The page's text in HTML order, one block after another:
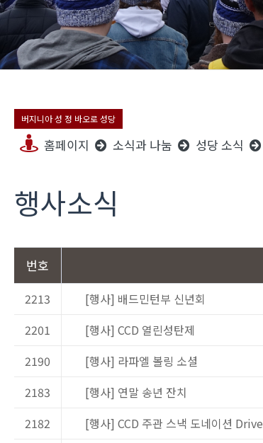
버지니아 성 정 바오로 성당
홈페이지 소식과 나눔 성당 소식
행사소식
번호
2213 [행사] 배드민턴부 신년회
2201
[행사] CCD 열린성탄제
2190
[행사] 라파엘 볼링 소셜
2183
[행사] 연말 송년 잔치
2182
[행사] CCD 주관 스낵 도네이션 Drive